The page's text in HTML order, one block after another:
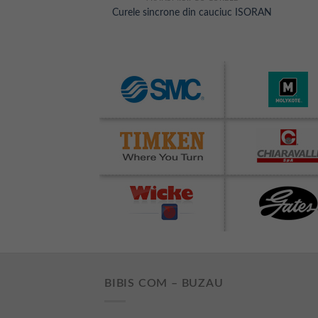
Curele sincrone din cauciuc ISORAN
BIBIS COM – BUZAU